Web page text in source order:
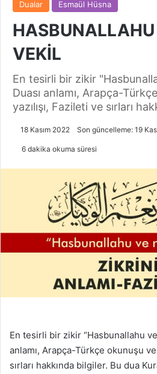
Dualar Esmaül Hüsna
HASBUNALLAHU
VEKİL
En tesirli bir zikir
Duası anlamı, Arapça-
yazılışı, Fazileti ve sırları
18 Kasım 2022 Son güncelleme: 19
6 dakika okuma süresi
En tesirli bir zikir “Hasbunallahu
anlamı, Arapça-Türkçe okunuşu ve
sırları hakkında bilgiler. Bu dua